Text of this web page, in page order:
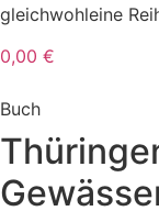
gleichwohleine
0,00 €
Buch